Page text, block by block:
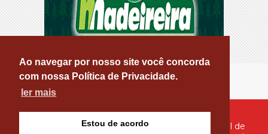
Ao navegar por nosso site você concorda
com nossa Política de Privacidade.
ler mais
Estou de acordo
© Copyright 2026 - PATOS ONLINE - O seu Portal de